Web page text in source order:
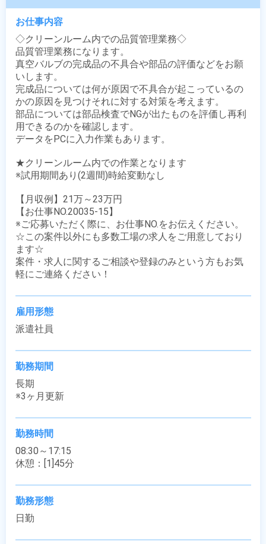
お仕事内容
◇クリーンルーム内での品質管理業務◇
品質管理業務になります。
真空バルブの完成品の不具合や部品の評価などをお願
いします。
完成品については何が原因で不具合が起こっているの
かの原因を見つけそれに対する対策を考えます。
部品については部品検査でNGが出たものを評価し再利
用できるのかを確認します。
データをPCに入力作業もあります。
★クリーンルーム内での作業となります
※試用期間あり(2週間)時給変動なし
【月収例】21万～23万円
【お仕事NO.20035-15】
※ご応募いただく際に、お仕事NO.をお伝えください。
☆この案件以外にも多数工場の求人をご用意しており
ます☆
案件・求人に関するご相談や登録のみという方もお気
軽にご連絡ください！
雇用形態
派遣社員
勤務期間
長期
※3ヶ月更新
勤務時間
08:30～17:15
休憩：[1]45分
勤務形態
日勤